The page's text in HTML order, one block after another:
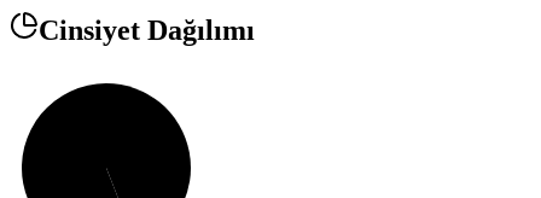
Cinsiyet Dağılımı